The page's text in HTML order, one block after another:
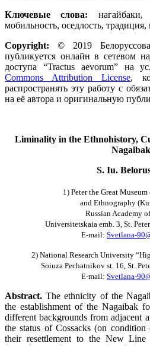
Ключевые слова: нагайбаки,
мобильность, оседлость, традиция,
Copyright: © 2019
публикуется онлайн в сетевом
доступа “Tractus aevorum” на
Commons Attribution License,
распространять эту работу с
на её автора и оригинальную
Liminality in the Ethnohistory,
S. Iu.
1) Peter the Great
and Ethnography
Russian Academy
Universitetskaia emb. 3, St.
E-mail: Svetlana-
2) National Research University
Soiuza Pechatnikov st. 16, St.
E-mail: Svetlana-
Abstract.The ethnicity of the
the establishment of the Nagaibak
different backgrounds from adjacent
the status of Cossacks (on
their resettlement to the New